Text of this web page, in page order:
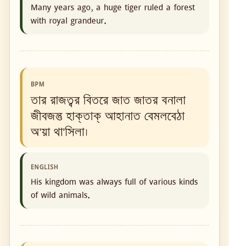
Many years ago, a huge tiger ruled a forest
with royal grandeur.
BPM
তার রাজত্বর বিতরে জাত জাতর বনালা
জীবজন্তু হাক্‌তাক্ আহানাত বেমলবেঠা
অ'য়া থা'সিলা।
ENGLISH
His kingdom was always full of various kinds
of wild animals.